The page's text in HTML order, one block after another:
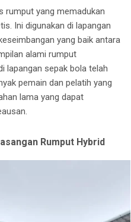
rumput yang memadukan
Ini digunakan di lapangan
yang baik antara
alami rumput
lapangan sepak bola telah
pemain dan pelatih yang
lama yang dapat
Rumput Hybrid